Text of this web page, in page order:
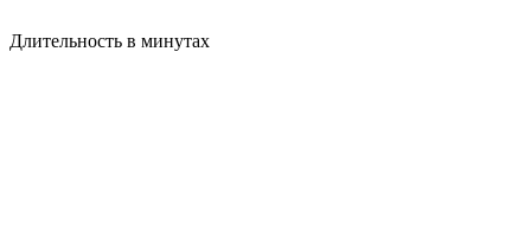
Длительность в минутах